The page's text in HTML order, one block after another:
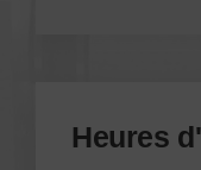
Heures